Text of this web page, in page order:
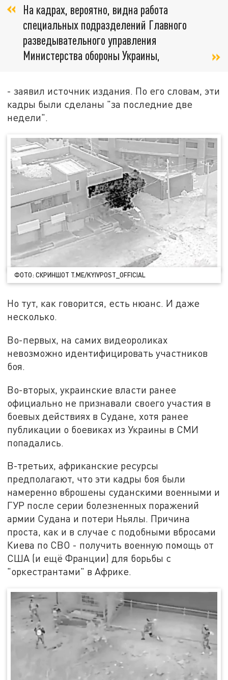
На кадрах, вероятно, видна работа
специальных подразделений Главного
разведывательного управления
Министерства обороны Украины,
- заявил источник издания. По его словам, эти
кадры были сделаны "за последние две
недели".
ФОТО: СКРИНШОТ T.ME/KYIVPOST_OFFICIAL
Но тут, как говорится, есть нюанс. И даже
несколько.
Во-первых, на самих видеороликах
невозможно идентифицировать участников
боя.
Во-вторых, украинские власти ранее
официально не признавали своего участия в
боевых действиях в Судане, хотя ранее
публикации о боевиках из Украины в СМИ
попадались.
В-третьих, африканские ресурсы
предполагают, что эти кадры боя были
намеренно вброшены суданскими военными и
ГУР после серии болезненных поражений
армии Судана и потери Ньялы. Причина
проста, как и в случае с подобными вбросами
Киева по СВО - получить военную помощь от
США (и ещё Франции) для борьбы с
"оркестрантами" в Африке.